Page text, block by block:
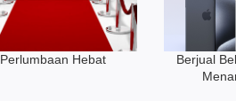
Perlumbaan Hebat
Berjual